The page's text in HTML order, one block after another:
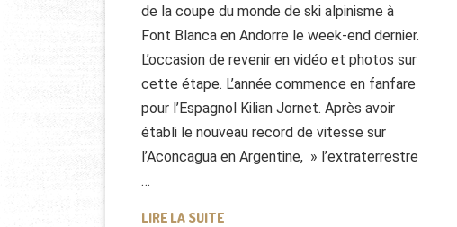
de la coupe du monde de ski alpinisme à
Font Blanca en Andorre le week-end dernier.
L’occasion de revenir en vidéo et photos sur
cette étape. L’année commence en fanfare
pour l’Espagnol Kilian Jornet. Après avoir
établi le nouveau record de vitesse sur
l’Aconcagua en Argentine, » l’extraterrestre
…
LIRE LA SUITECOUPE DU MONDE DE SKI ALPINISME 2015